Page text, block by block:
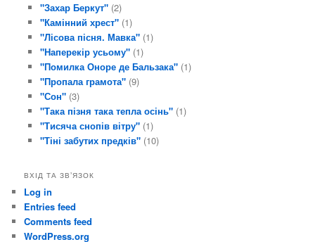
"Захар Беркут"(2)
"Камінний хрест"(1)
"Лісова пісня. Мавка"(1)
"Наперекір усьому"(1)
"Помилка Оноре де Бальзака"(1)
"Пропала грамота"(9)
"Сон"(3)
"Така пізня така тепла осінь"(1)
"Тисяча снопів вітру"(1)
"Тіні забутих предків"(10)
ВХІД ТА ЗВ’ЯЗОК
Log in
Entries feed
Comments feed
WordPress.org